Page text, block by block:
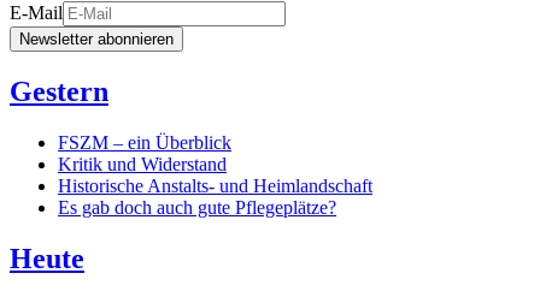
E-Mail
Newsletter abonnieren
Gestern
FSZM – ein Überblick
Kritik und Widerstand
Historische Anstalts- und Heimlandschaft
Es gab doch auch gute Pflegeplätze?
Heute